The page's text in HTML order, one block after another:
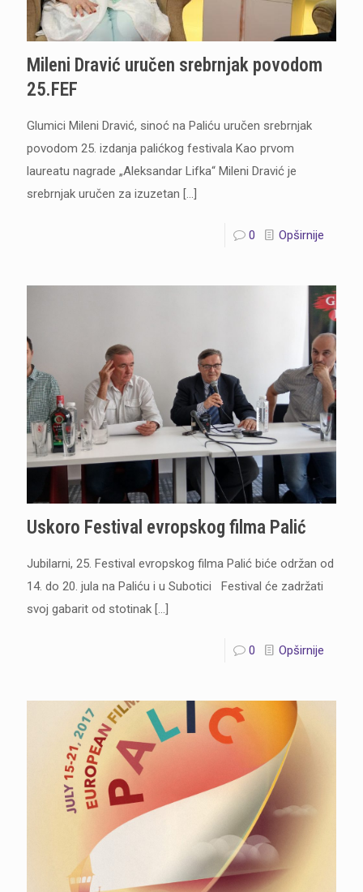
Mileni Dravić uručen srebrnjak povodom
25.FEF
Glumici Mileni Dravić, sinoć na Paliću uručen srebrnjak
povodom 25. izdanja palićkog festivala Kao prvom
laureatu nagrade „Aleksandar Lifka“ Mileni Dravić je
srebrnjak uručen za izuzetan […]
0 Opširnije
Uskoro Festival evropskog filma Palić
Jubilarni, 25. Festival evropskog filma Palić biće održan od
14. do 20. jula na Paliću i u Subotici Festival će zadržati
svoj gabarit od stotinak […]
0 Opširnije